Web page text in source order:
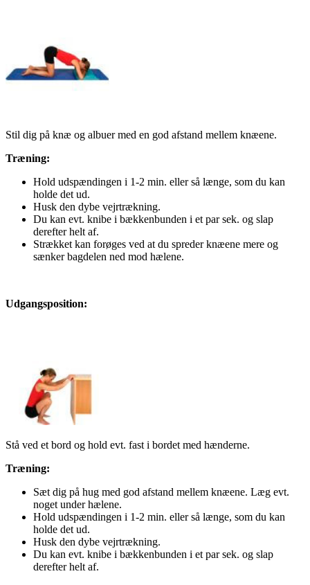
Stil dig på knæ og albuer med en god afstand mellem knæene.
Træning:
Hold udspændingen i 1-2 min. eller så længe, som du kan
holde det ud.
Husk den dybe vejrtrækning.
Du kan evt. knibe i bækkenbunden i et par sek. og slap
derefter helt af.
Strækket kan forøges ved at du spreder knæene mere og
sænker bagdelen ned mod hælene.
Udgangsposition:
Stå ved et bord og hold evt. fast i bordet med hænderne.
Træning:
Sæt dig på hug med god afstand mellem knæene. Læg evt.
noget under hælene.
Hold udspændingen i 1-2 min. eller så længe, som du kan
holde det ud.
Husk den dybe vejrtrækning.
Du kan evt. knibe i bækkenbunden i et par sek. og slap
derefter helt af.